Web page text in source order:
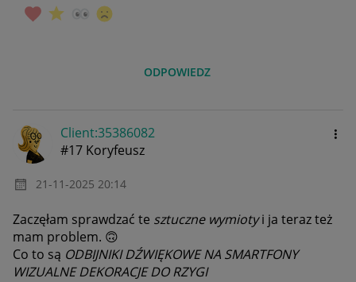
ODPOWIEDZ
Client:35386082
#17 Koryfeusz
‎21-11-2025 20:14
Zaczęłam sprawdzać te sztuczne wymiotyi ja teraz też
mam problem. 🙃
Co to są ODBIJNIKI DŹWIĘKOWE NA SMARTFONY
WIZUALNE DEKORACJE DO RZYGI